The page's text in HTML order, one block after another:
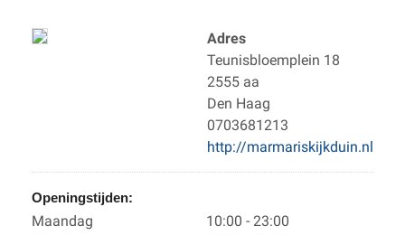
Adres
Teunisbloemplein 18
2555 aa
Den Haag
0703681213
http://marmariskijkduin.nl
Openingstijden:
Maandag
10:00 - 23:00